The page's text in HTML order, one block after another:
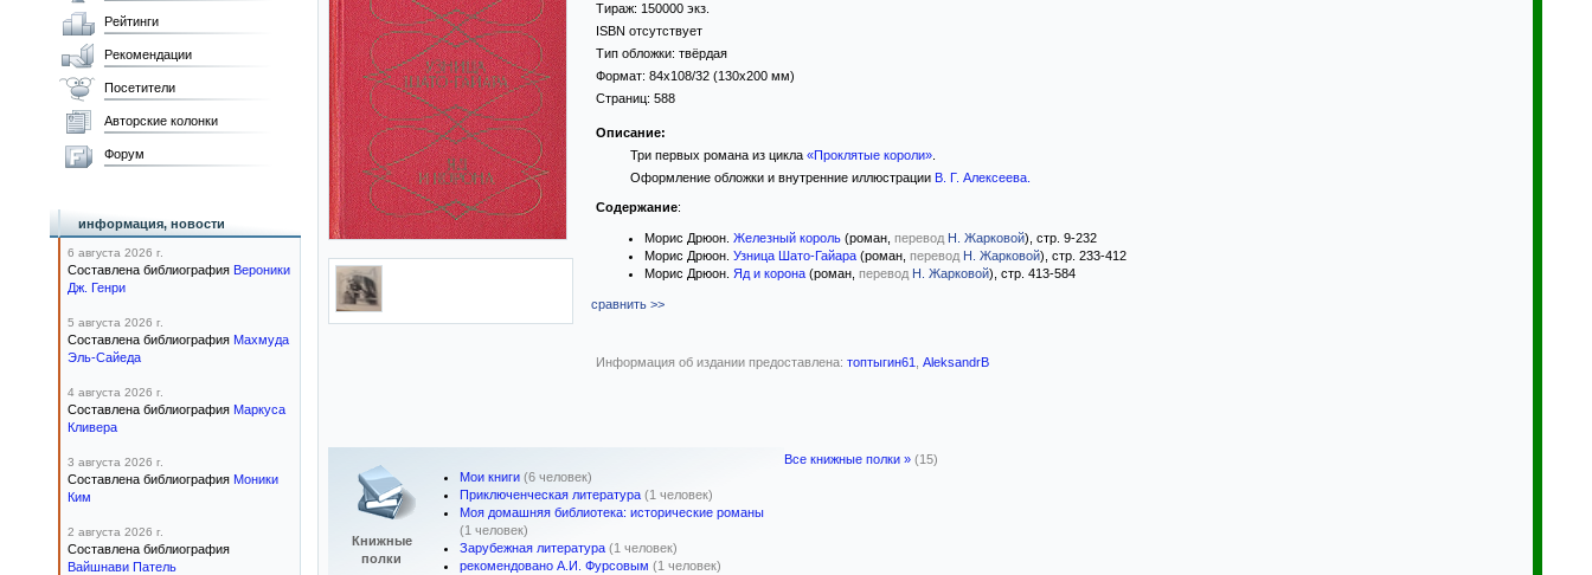
Тираж: 150000 экз.
ISBN отсутствует
Тип обложки: твёрдая
Формат: 84x108/32 (130x200 мм)
Страниц: 588
Описание:
Три первых романа из цикла «Проклятые короли».
Оформление обложки и внутренние иллюстрации В. Г. Алексеева.
Содержание:
Морис Дрюон. Железный король (роман, перевод Н. Жарковой), стр. 9-232
Морис Дрюон. Узница Шато-Гайара (роман, перевод Н. Жарковой), стр. 233-412
Морис Дрюон. Яд и корона (роман, перевод Н. Жарковой), стр. 413-584
сравнить >>
Информация об издании предоставлена: топтыгин61 AleksandrB
Книжные
полки
Мои книги (6 человек)
Приключенческая литература (1 человек)
Моя домашняя библиотека: исторические романы
(1 человек)
Зарубежная литература (1 человек)
рекомендовано А.И. Фурсовым (1 человек)
Все книжные полки » (15)
Рейтинги
Рекомендации
Посетители
Авторские колонки
Форум
информация, новости
6 августа 2026 г.
Составлена библиография Вероники
Дж. Генри
5 августа 2026 г.
Составлена библиография Махмуда
Эль-Сайеда
4 августа 2026 г.
Составлена библиография Маркуса
Кливера
3 августа 2026 г.
Составлена библиография Моники
Ким
2 августа 2026 г.
Составлена библиография
Вайшнави Патель